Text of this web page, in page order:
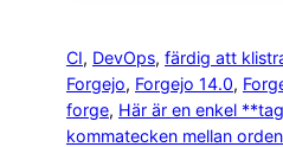
CI, DevOps, färdig att
Forgejo, Forgejo 14.0,
forge, Här är en enkel
kommatecken mellan